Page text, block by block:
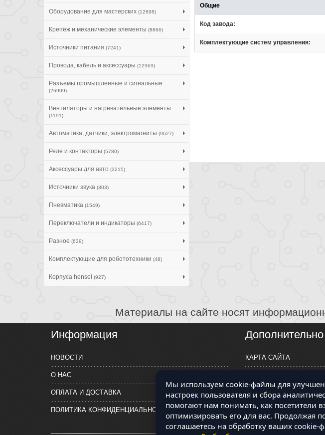
Оборудование для мастерских (12898)
Крепёж и механические элементы (8866)
Источники питания (7241)
Провода, кабель и аксессуары (12969)
Разъемы промышленные и сигнальные
(26909)
Вентиляторы и нагревательные элементы
(1191)
Автоматика, датчики, электромагниты (9627)
Реле и контакторы (5780)
Аксессуары для авто (3215)
Источники звука (303)
Пневматика (1549)
Переключатели и индикаторы (6417)
Разное (639)
Комплектующие для робототехники (48)
Корпуса hensel (927)
Общие
Код завода
Комплектующие систем управления
Материалы на сайте носят
Информация
НОВОСТИ
О НАС
ОПЛАТА И ДОСТАВКА
ПОЛИТИКА КОНФИДЕНЦИАЛЬНОСТИ
Дополнительно
КАРТА САЙТА
КОНТАКТЫ
Мы используем cookie-файлы для
настроек пользователя и сбора
помогают нам понимать, как посетители
оптимизировать его для вас. Продолжая
соглашаетесь на обработку ваших cookie-